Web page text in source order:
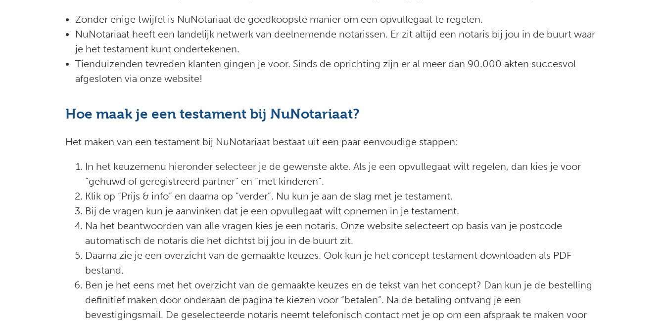
Zonder enige twijfel is NuNotariaat de goedkoopste manier om een opvullegaat te regelen.
NuNotariaat heeft een landelijk netwerk van deelnemende notarissen. Er zit altijd een notaris bij jou in de buurt waar
je het testament kunt ondertekenen.
Tienduizenden tevreden klanten gingen je voor. Sinds de oprichting zijn er al meer dan 90.000 akten succesvol
afgesloten via onze website!
Hoe maak je een testament bij NuNotariaat?
Het maken van een testament bij NuNotariaat bestaat uit een paar eenvoudige stappen:
In het keuzemenu hieronder selecteer je de gewenste akte. Als je een opvullegaat wilt regelen, dan kies je voor
“gehuwd of geregistreerd partner” en “met kinderen”.
Klik op “Prijs & info” en daarna op “verder”. Nu kun je aan de slag met je testament.
Bij de vragen kun je aanvinken dat je een opvullegaat wilt opnemen in je testament.
Na het beantwoorden van alle vragen kies je een notaris. Onze website selecteert op basis van je postcode
automatisch de notaris die het dichtst bij jou in de buurt zit.
Daarna zie je een overzicht van de gemaakte keuzes. Ook kun je het concept testament downloaden als PDF
bestand.
Ben je het eens met het overzicht van de gemaakte keuzes en de tekst van het concept? Dan kun je de bestelling
definitief maken door onderaan de pagina te kiezen voor “betalen”. Na de betaling ontvang je een
bevestigingsmail. De geselecteerde notaris neemt telefonisch contact met je op om een afspraak te maken voor